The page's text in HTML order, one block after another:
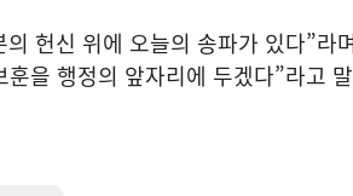
헌신 위에 오늘의 송파가 있다”라
을 행정의 앞자리에 두겠다”라고